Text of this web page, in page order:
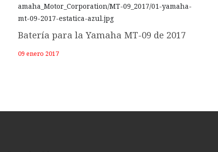
Batería para la Yamaha MT-09 de 2017
09 enero 2017